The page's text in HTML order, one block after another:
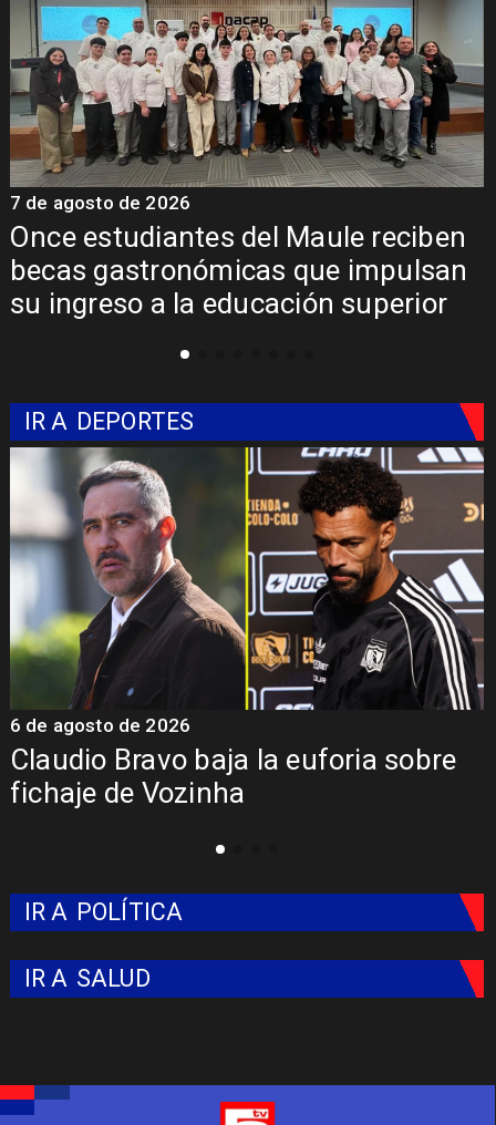
Álvarez-Salamanca lidera la apuesta
regional para consolidar el Paso
Pehuenche como alternativa a Los
7 de agosto de 2026
IR A DEPORTES
Presentación de Vozinha en Colo
Colo: Fecha, Estadio y Contrato
5 de agosto de 2026
IR A POLÍTICA
IR A SALUD